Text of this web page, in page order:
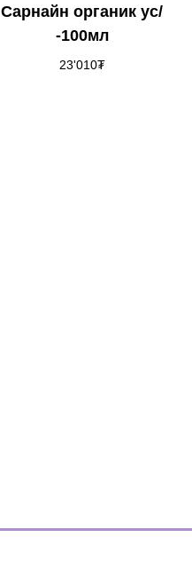
Сарнайн органик ус/
-100мл
23'010₮